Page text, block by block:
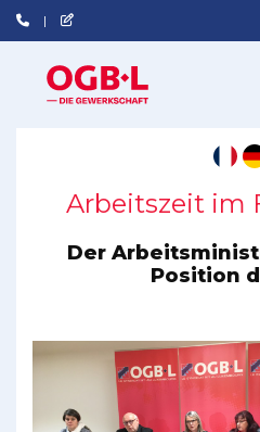
Arbeitszeit im
Der
Position